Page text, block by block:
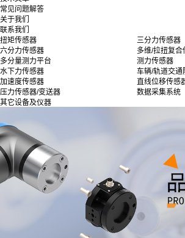
常见问题解答
关于我们
联系我们
扭矩传感器
三分力传感器
六分力传感器
多维/拉扭复合
多分量测力平台
测力传感器
水下力传感器
车辆/轨道交通
加速度传感器
直线位移传感
压力传感器/变送器
数据采集系统
其它设备及仪器